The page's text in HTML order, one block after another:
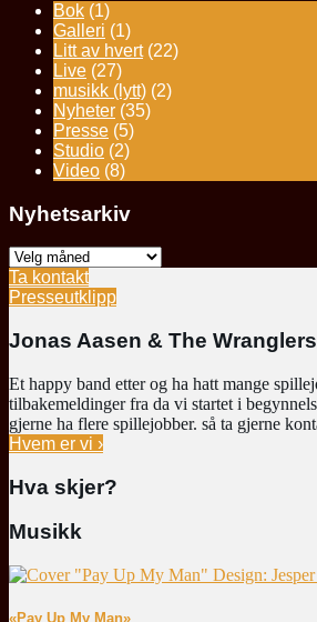
Bok (1)
Galleri (1)
Litt av hvert(22)
Live (27)
musikk (lytt) (2)
Nyheter (35)
Presse (5)
Studio (2)
Video (8)
Nyhetsarkiv
Nyhetsarkiv
Ta kontakt
Presseutklipp
Jonas Aasen & The Wranglers
Et happy band etter og ha hatt mange
tilbakemeldinger fra da vi startet i
gjerne ha flere spillejobber. så ta gjerne
Hvem er vi ›
Hva skjer?
Musikk
«Pay Up My Man»